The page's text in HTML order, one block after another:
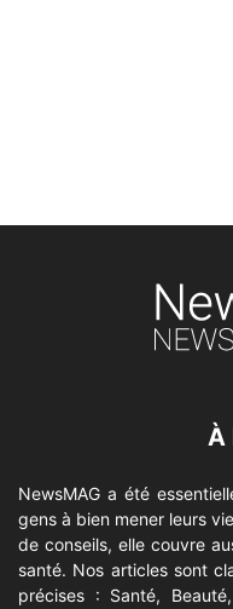
À
NewsMAG a été
gens à bien mener leurs
de conseils, elle couvre
santé. Nos articles sont
précises : Santé,